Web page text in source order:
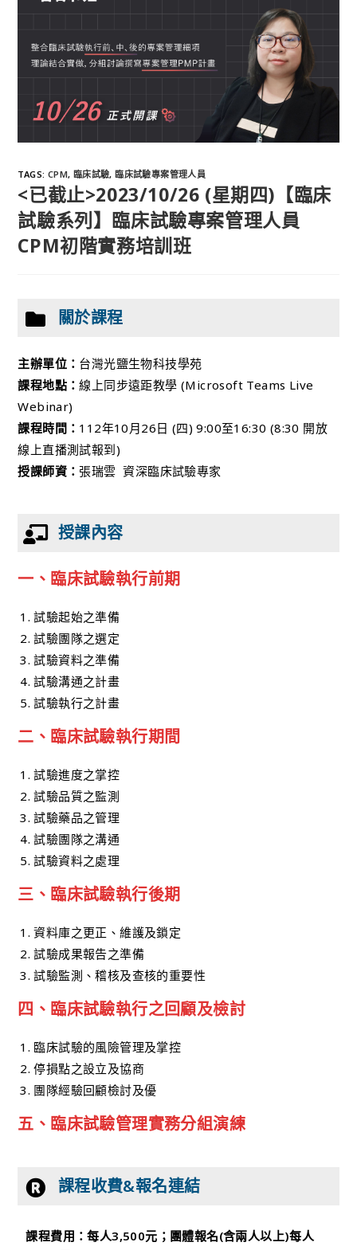
TAGS: CPM, 臨床試驗, 臨床試驗專案管理人員
<已截止>2023/10/26 (星期四)【臨床
試驗系列】臨床試驗專案管理人員
CPM初階實務培訓班
關於課程
主辦單位： 台灣光鹽生物科技學苑
課程地點：線上同步遠距教學 (Microsoft Teams Live
Webinar)
課程時間： 112年10月26日 (四) 9:00至16:30 (8:30 開放
線上直播測試報到)
授課師資： 張瑞雲 資深臨床試驗專家
授課內容
一、臨床試驗執行前期
試驗起始之準備
試驗團隊之選定
試驗資料之準備
試驗溝通之計畫
試驗執行之計畫
二、臨床試驗執行期間
試驗進度之掌控
試驗品質之監測
試驗藥品之管理
試驗團隊之溝通
試驗資料之處理
三、臨床試驗執行後期
資料庫之更正、維護及鎖定
試驗成果報告之準備
試驗監測、稽核及查核的重要性
四、臨床試驗執行之回顧及檢討
臨床試驗的風險管理及掌控
停損點之設立及協商
團隊經驗回顧檢討及優
五、臨床試驗管理實務分組演練
課程收費&報名連結
課程費用：每人3,500元；團體報名(含兩人以上)每人